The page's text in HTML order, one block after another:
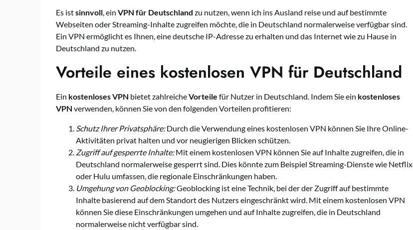
Es istsinnvoll , ein VPN für Deutschland zu nutzen, wenn ich ins Ausland reise und auf bestimmte
Webseiten oder Streaming-Inhalte zugreifen möchte, die in Deutschland normalerweise verfügbar sind.
Ein VPN ermöglicht es Ihnen, eine deutsche IP-Adresse zu erhalten und das Internet wie zu Hause in
Deutschland zu nutzen.
Vorteile eines kostenlosen VPN für Deutschland
Ein kostenloses VPN bietet zahlreicheVorteile für Nutzer in Deutschland. Indem Sie ein kostenloses
VPN verwenden, können Sie von den folgenden Vorteilen profitieren:
Schutz Ihrer Privatsphäre:Durch die Verwendung eines kostenlosen VPN können Sie Ihre Online-
Aktivitäten privat halten und vor neugierigen Blicken schützen.
Zugriff auf gesperrte Inhalte:Mit einem kostenlosen VPN können Sie auf Inhalte zugreifen, die in
Deutschland normalerweise gesperrt sind. Dies könnte zum Beispiel Streaming-Dienste wie Netflix
oder Hulu umfassen, die regionale Einschränkungen haben.
Umgehung von Geoblocking:Geoblocking ist eine Technik, bei der der Zugriff auf bestimmte
Inhalte basierend auf dem Standort des Nutzers eingeschränkt wird. Mit einem kostenlosen VPN
können Sie diese Einschränkungen umgehen und auf Inhalte zugreifen, die in Deutschland
normalerweise nicht verfügbar sind.